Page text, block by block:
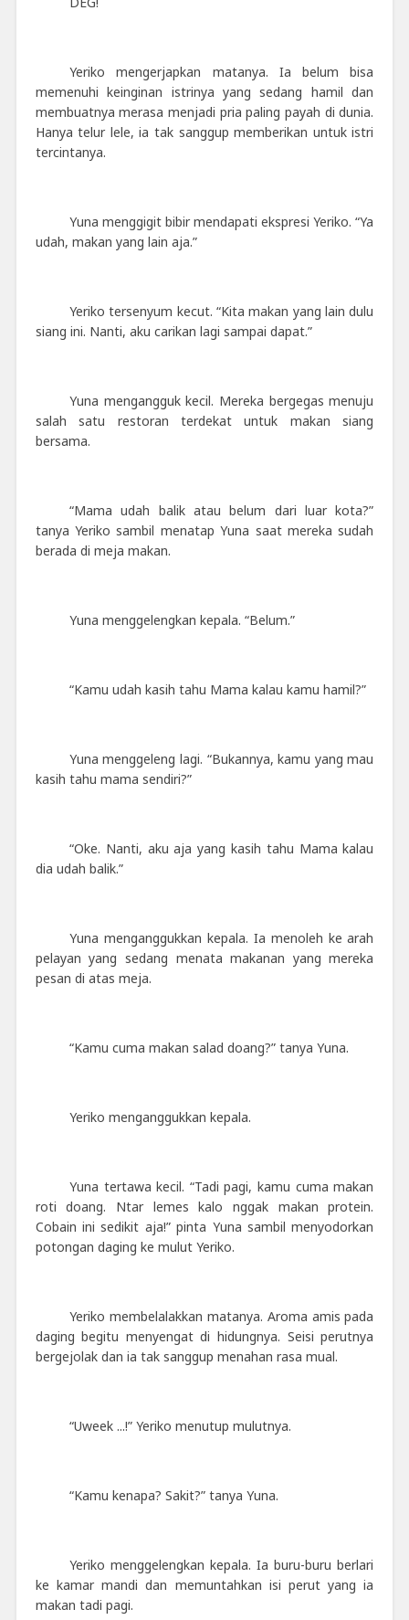
Yeriko mengerjapkan matanya. Ia belum bisa
memenuhi keinginan istrinya yang sedang hamil dan
membuatnya merasa menjadi pria paling payah di dunia.
Hanya telur lele, ia tak sanggup memberikan untuk istri
tercintanya.
Yuna menggigit bibir mendapati ekspresi Yeriko. “Ya
udah, makan yang lain aja.”
Yeriko tersenyum kecut. “Kita makan yang lain dulu
siang ini. Nanti, aku carikan lagi sampai dapat.”
Yuna mengangguk kecil. Mereka bergegas menuju
salah satu restoran terdekat untuk makan siang
bersama.
“Mama udah balik atau belum dari luar kota?”
tanya Yeriko sambil menatap Yuna saat mereka sudah
berada di meja makan.
Yuna menggelengkan kepala. “Belum.”
“Kamu udah kasih tahu Mama kalau kamu hamil?”
Yuna menggeleng lagi. “Bukannya, kamu yang mau
kasih tahu mama sendiri?”
“Oke. Nanti, aku aja yang kasih tahu Mama kalau
dia udah balik.”
Yuna menganggukkan kepala. Ia menoleh ke arah
pelayan yang sedang menata makanan yang mereka
pesan di atas meja.
“Kamu cuma makan salad doang?” tanya Yuna.
Yeriko menganggukkan kepala.
Yuna tertawa kecil. “Tadi pagi, kamu cuma makan
roti doang. Ntar lemes kalo nggak makan protein.
Cobain ini sedikit aja!” pinta Yuna sambil menyodorkan
potongan daging ke mulut Yeriko.
Yeriko membelalakkan matanya. Aroma amis pada
daging begitu menyengat di hidungnya. Seisi perutnya
bergejolak dan ia tak sanggup menahan rasa mual.
“Uweek ...!” Yeriko menutup mulutnya.
“Kamu kenapa? Sakit?” tanya Yuna.
Yeriko menggelengkan kepala. Ia buru-buru berlari
ke kamar mandi dan memuntahkan isi perut yang ia
makan tadi pagi.